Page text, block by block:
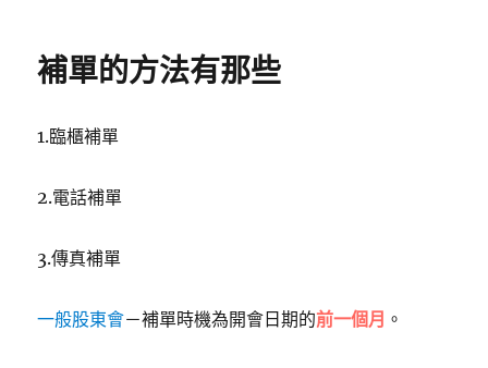
補單的方法有那些
1.臨櫃補單
2.電話補單
3.傳真補單
一般股東會－補單時機為開會日期的前一個月 。